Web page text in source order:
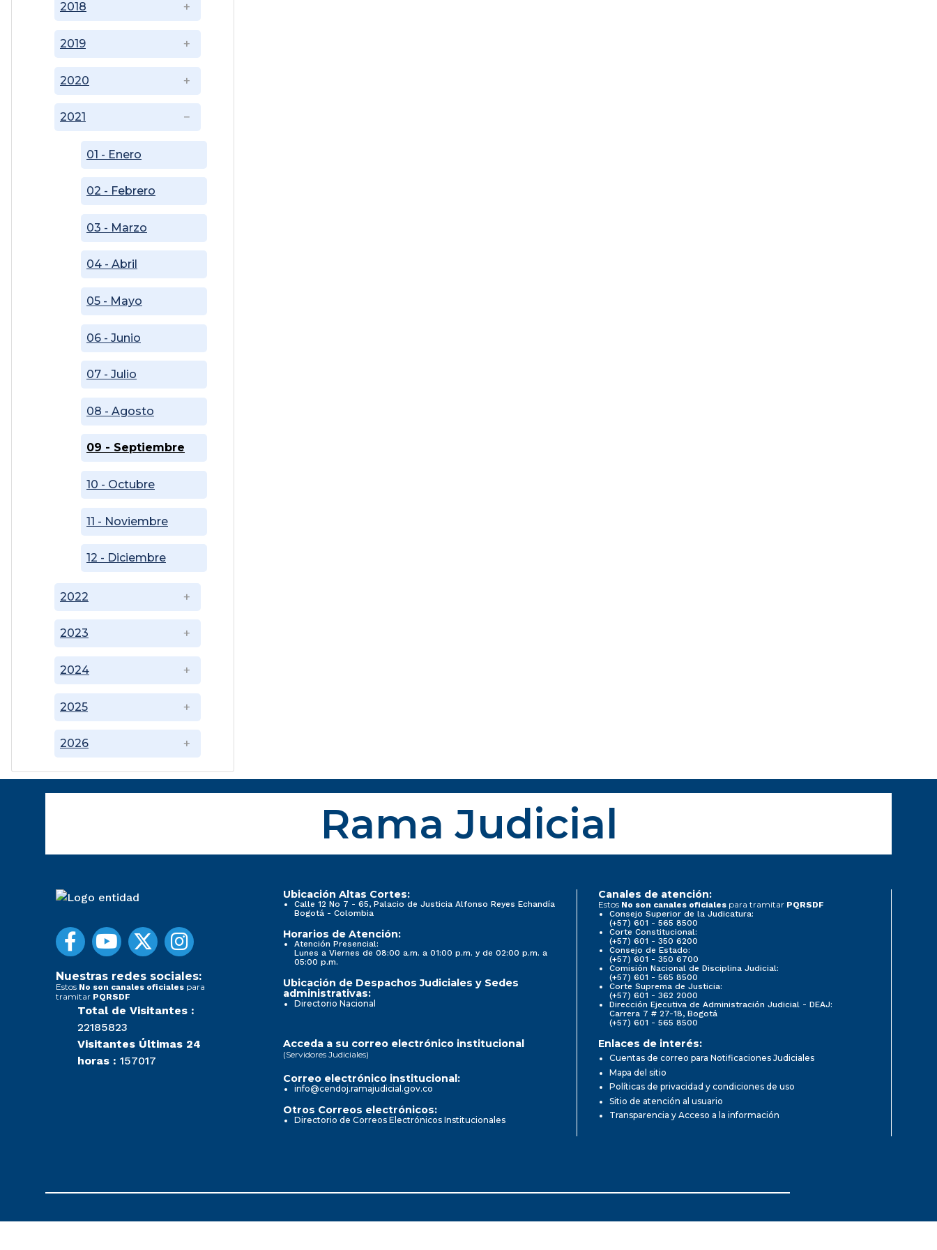
2018
2019
2020
2021
01 - Enero
02 - Febrero
03 - Marzo
04 - Abril
05 - Mayo
06 - Junio
07 - Julio
08 - Agosto
09 - Septiembre
10 - Octubre
11 - Noviembre
12 - Diciembre
2022
2023
2024
2025
2026
Rama Judicial
Nuestras redes sociales:
Estos No son canales oficiales para
tramitar PQRSDF
Total de Visitantes :
22185823
Visitantes Últimas 24
horas : 157017
Ubicación Altas Cortes:
Calle 12 No 7 - 65, Palacio de Justicia Alfonso Reyes Echandía
Bogotá - Colombia
Horarios de Atención:
Atención Presencial:
Lunes a Viernes de 08:00 a.m. a 01:00 p.m. y de 02:00 p.m. a
05:00 p.m.
Ubicación de Despachos Judiciales y Sedes
administrativas:
Directorio Nacional
Canales de atención:
Estos No son canales oficiales para tramitar PQRSDF
Consejo Superior de la Judicatura:
(+57) 601 - 565 8500
Corte Constitucional:
(+57) 601 - 350 6200
Consejo de Estado:
(+57) 601 - 350 6700
Comisión Nacional de Disciplina Judicial:
(+57) 601 - 565 8500
Corte Suprema de Justicia:
(+57) 601 - 362 2000
Dirección Ejecutiva de Administración Judicial - DEAJ:
Carrera 7 # 27-18, Bogotá
(+57) 601 - 565 8500
Acceda a su correo electrónico institucional
(Servidores Judiciales)
Correo electrónico institucional:
info@cendoj.ramajudicial.gov.co
Otros Correos electrónicos:
Directorio de Correos Electrónicos Institucionales
Enlaces de interés:
Cuentas de correo para Notificaciones Judiciales
Mapa del sitio
Políticas de privacidad y condiciones de uso
Sitio de atención al usuario
Transparencia y Acceso a la información